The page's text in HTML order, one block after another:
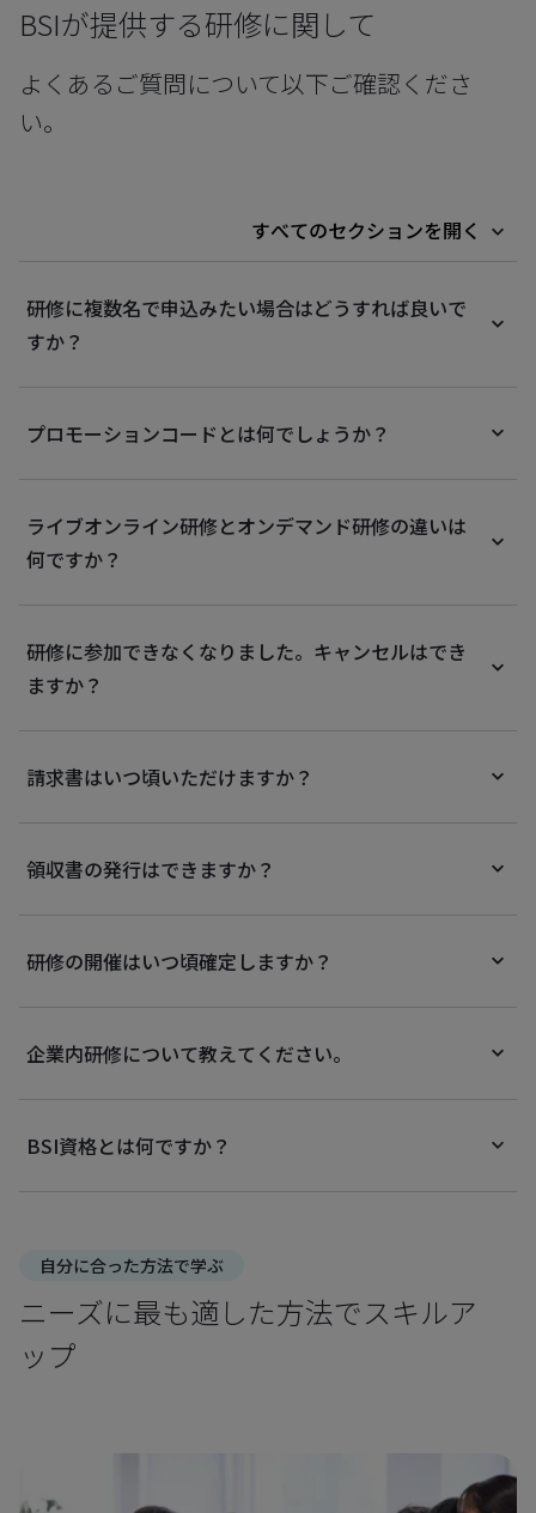
BSIが提供する研修に関して
よくあるご質問について以下ご確認くださ
い。
すべてのセクションを開く
研修に複数名で申込みたい場合はどうすれば良いで
すか？
プロモーションコードとは何でしょうか？
ライブオンライン研修とオンデマンド研修の違いは
何ですか？
研修に参加できなくなりました。キャンセルはでき
ますか？
請求書はいつ頃いただけますか？
領収書の発行はできますか？
研修の開催はいつ頃確定しますか？
企業内研修について教えてください。
BSI資格とは何ですか？
自分に合った方法で学ぶ
ニーズに最も適した方法でスキルア
ップ